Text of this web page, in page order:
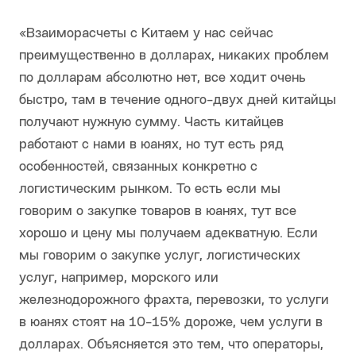
«Взаиморасчеты с Китаем у нас сейчас
преимущественно в долларах, никаких проблем
по долларам абсолютно нет, все ходит очень
быстро, там в течение одного-двух дней китайцы
получают нужную сумму. Часть китайцев
работают с нами в юанях, но тут есть ряд
особенностей, связанных конкретно с
логистическим рынком. То есть если мы
говорим о закупке товаров в юанях, тут все
хорошо и цену мы получаем адекватную. Если
мы говорим о закупке услуг, логистических
услуг, например, морского или
железнодорожного фрахта, перевозки, то услуги
в юанях стоят на 10-15% дороже, чем услуги в
долларах. Объясняется это тем, что операторы,